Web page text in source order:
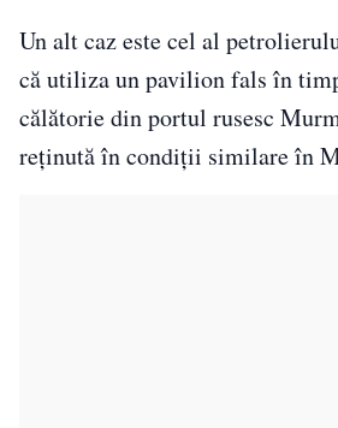
Un alt caz este cel al
că utiliza un pavilion fals în
călătorie din portul rusesc
reținută în condiții similare în